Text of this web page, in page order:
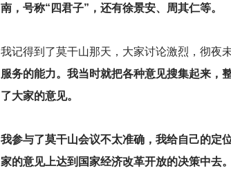
南，号称“四君子”，还有徐景安、周其仁等。
我记得到了莫干山那天，大家讨论激烈，彻夜未
服务的能力。我当时就把各种意见搜集起来，
了大家的意见。
我参与了莫干山会议不太准确，我给自己的定
家的意见上达到国家经济改革开放的决策中去